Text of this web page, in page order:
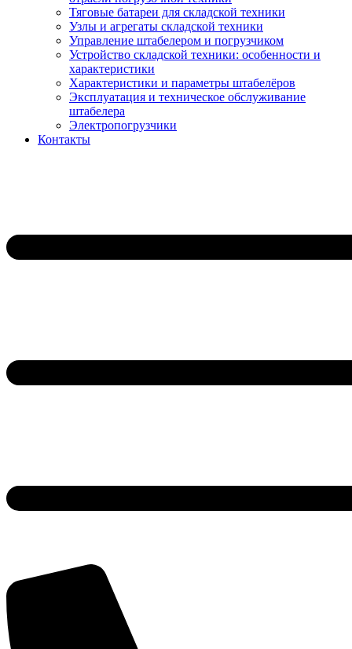
Тяговые батареи для складской техники
Узлы и агрегаты складской техники
Управление штабелером и погрузчиком
Устройство складской техники: особенности и
характеристики
Характеристики и параметры штабелёров
Эксплуатация и техническое обслуживание
штабелера
Электропогрузчики
Контакты